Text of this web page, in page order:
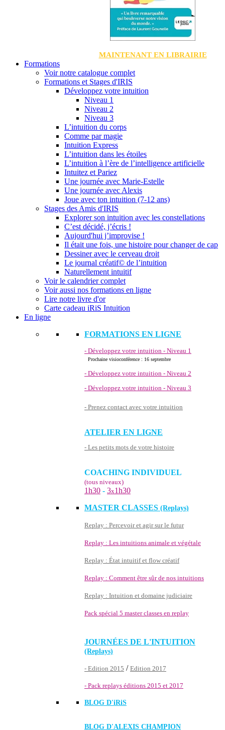
MAINTENANT EN LIBRAIRIE
Formations
Voir notre catalogue complet
Formations et Stages d'IRIS
Développez votre intuition
Niveau 1
Niveau 2
Niveau 3
L’intuition du corps
Comme par magie
Intuition Express
L’intuition dans les étoiles
L’intuition à l’ère de l’intelligence artificielle
Intuitez et Pariez
Une journée avec Marie-Estelle
Une journée avec Alexis
Joue avec ton intuition (7-12 ans)
Stages des Amis d'IRIS
Explorer son intuition avec les constellations
C’est décidé, j’écris !
Aujourd'hui j’improvise !
Il était une fois, une histoire pour changer de cap
Dessiner avec le cerveau droit
Le journal créatif© de l’intuition
Naturellement intuitif
Voir le calendrier complet
Voir aussi nos formations en ligne
Lire notre livre d'or
Carte cadeau iRiS Intuition
En ligne
FORMATIONS EN LIGNE
- Développez votre intuition - Niveau 1
Prochaine visioconférence : 16 septembre
- Développez votre intuition - Niveau 2
- Développez votre intuition - Niveau 3
- Prenez contact avec votre intuition
ATELIER EN LIGNE
- Les petits mots de votre histoire
COACHING INDIVIDUEL
(tous niveaux)
1h30 - 3x1h30
MASTER CLASSES (Replays)
Replay : Percevoir et agir sur le futur
Replay : Les intuitions animale et végétale
Replay : État intuitif et flow créatif
Replay : Comment être sûr de nos intuitions
Replay : Intuition et domaine judiciaire
Pack spécial 5 master classes en replay
JOURNÉES DE L'INTUITION
(Replays)
- Edition 2015 / Edition 2017
- Pack replays éditions 2015 et 2017
BLOG D'iRiS
BLOG D'ALEXIS CHAMPION